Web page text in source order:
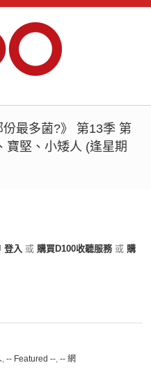
份最多菌?》 第13季 第
寶堅、小矮人 (逢星期
登入 或 購買D100收聽服務 或 購
, -- Featured --, -- 網